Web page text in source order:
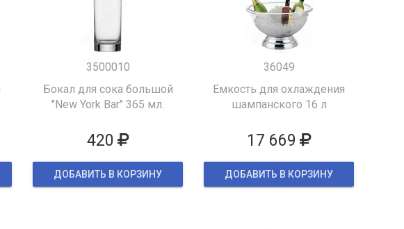
3500010
Бокал для сока большой
"New York Bar" 365 мл.
420
ДОБАВИТЬ В КОРЗИНУ
36049
Емкость для охлаждения
шампанского 16 л
17 669
ДОБАВИТЬ В КОРЗИНУ